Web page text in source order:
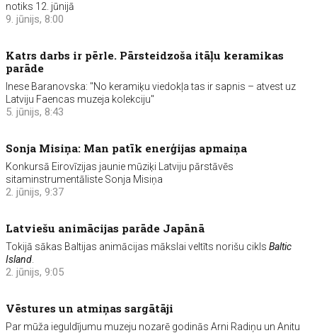
notiks 12. jūnijā
9. jūnijs, 8:00
Katrs darbs ir pērle. Pārsteidzoša itāļu keramikas
parāde
Inese Baranovska: "No keramiķu viedokļa tas ir sapnis – atvest uz
Latviju Faencas muzeja kolekciju"
5. jūnijs, 8:43
Sonja Misiņa: Man patīk enerģijas apmaiņa
Konkursā Eirovīzijas jaunie mūziķi Latviju pārstāvēs
sitaminstrumentāliste Sonja Misiņa
2. jūnijs, 9:37
Latviešu animācijas parāde Japānā
Tokijā sākas Baltijas animācijas mākslai veltīts norišu ciklsBaltic
Island
2. jūnijs, 9:05
Vēstures un atmiņas sargātāji
Par mūža ieguldījumu muzeju nozarē godinās Arni Radiņu un Anitu